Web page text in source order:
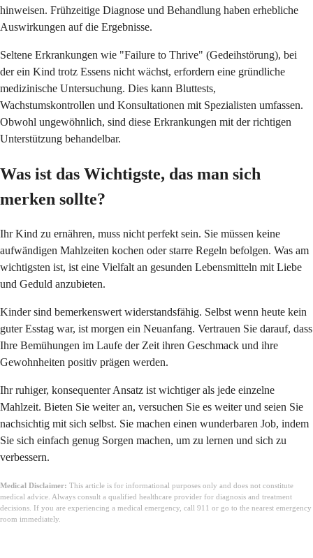
hinweisen. Frühzeitige Diagnose und Behandlung haben erhebliche
Auswirkungen auf die Ergebnisse.
Seltene Erkrankungen wie "Failure to Thrive" (Gedeihstörung), bei
der ein Kind trotz Essens nicht wächst, erfordern eine gründliche
medizinische Untersuchung. Dies kann Bluttests,
Wachstumskontrollen und Konsultationen mit Spezialisten umfassen.
Obwohl ungewöhnlich, sind diese Erkrankungen mit der richtigen
Unterstützung behandelbar.
Was ist das Wichtigste, das man sich
merken sollte?
Ihr Kind zu ernähren, muss nicht perfekt sein. Sie müssen keine
aufwändigen Mahlzeiten kochen oder starre Regeln befolgen. Was am
wichtigsten ist, ist eine Vielfalt an gesunden Lebensmitteln mit Liebe
und Geduld anzubieten.
Kinder sind bemerkenswert widerstandsfähig. Selbst wenn heute kein
guter Esstag war, ist morgen ein Neuanfang. Vertrauen Sie darauf, dass
Ihre Bemühungen im Laufe der Zeit ihren Geschmack und ihre
Gewohnheiten positiv prägen werden.
Ihr ruhiger, konsequenter Ansatz ist wichtiger als jede einzelne
Mahlzeit. Bieten Sie weiter an, versuchen Sie es weiter und seien Sie
nachsichtig mit sich selbst. Sie machen einen wunderbaren Job, indem
Sie sich einfach genug Sorgen machen, um zu lernen und sich zu
verbessern.
Medical Disclaimer: This article is for informational purposes only and does not constitute
medical advice. Always consult a qualified healthcare provider for diagnosis and treatment
decisions. If you are experiencing a medical emergency, call 911 or go to the nearest emergency
room immediately.